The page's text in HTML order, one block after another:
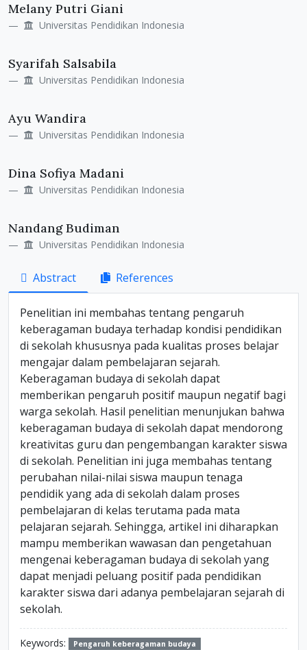
Article
Content
Melany Putri Giani
Universitas Pendidikan Indonesia
Syarifah Salsabila
Universitas Pendidikan Indonesia
Ayu Wandira
Universitas Pendidikan Indonesia
Dina Sofiya Madani
Universitas Pendidikan Indonesia
Nandang Budiman
Universitas Pendidikan Indonesia
Abstract References
Penelitian ini membahas tentang pengaruh
keberagaman budaya terhadap kondisi pendidikan
di sekolah khususnya pada kualitas proses belajar
mengajar dalam pembelajaran sejarah.
Keberagaman budaya di sekolah dapat
memberikan pengaruh positif maupun negatif bagi
warga sekolah. Hasil penelitian menunjukan bahwa
keberagaman budaya di sekolah dapat mendorong
kreativitas guru dan pengembangan karakter siswa
di sekolah. Penelitian ini juga membahas tentang
perubahan nilai-nilai siswa maupun tenaga
pendidik yang ada di sekolah dalam proses
pembelajaran di kelas terutama pada mata
pelajaran sejarah. Sehingga, artikel ini diharapkan
mampu memberikan wawasan dan pengetahuan
mengenai keberagaman budaya di sekolah yang
dapat menjadi peluang positif pada pendidikan
karakter siswa dari adanya pembelajaran sejarah di
sekolah.
Keywords: Pengaruh keberagaman budaya